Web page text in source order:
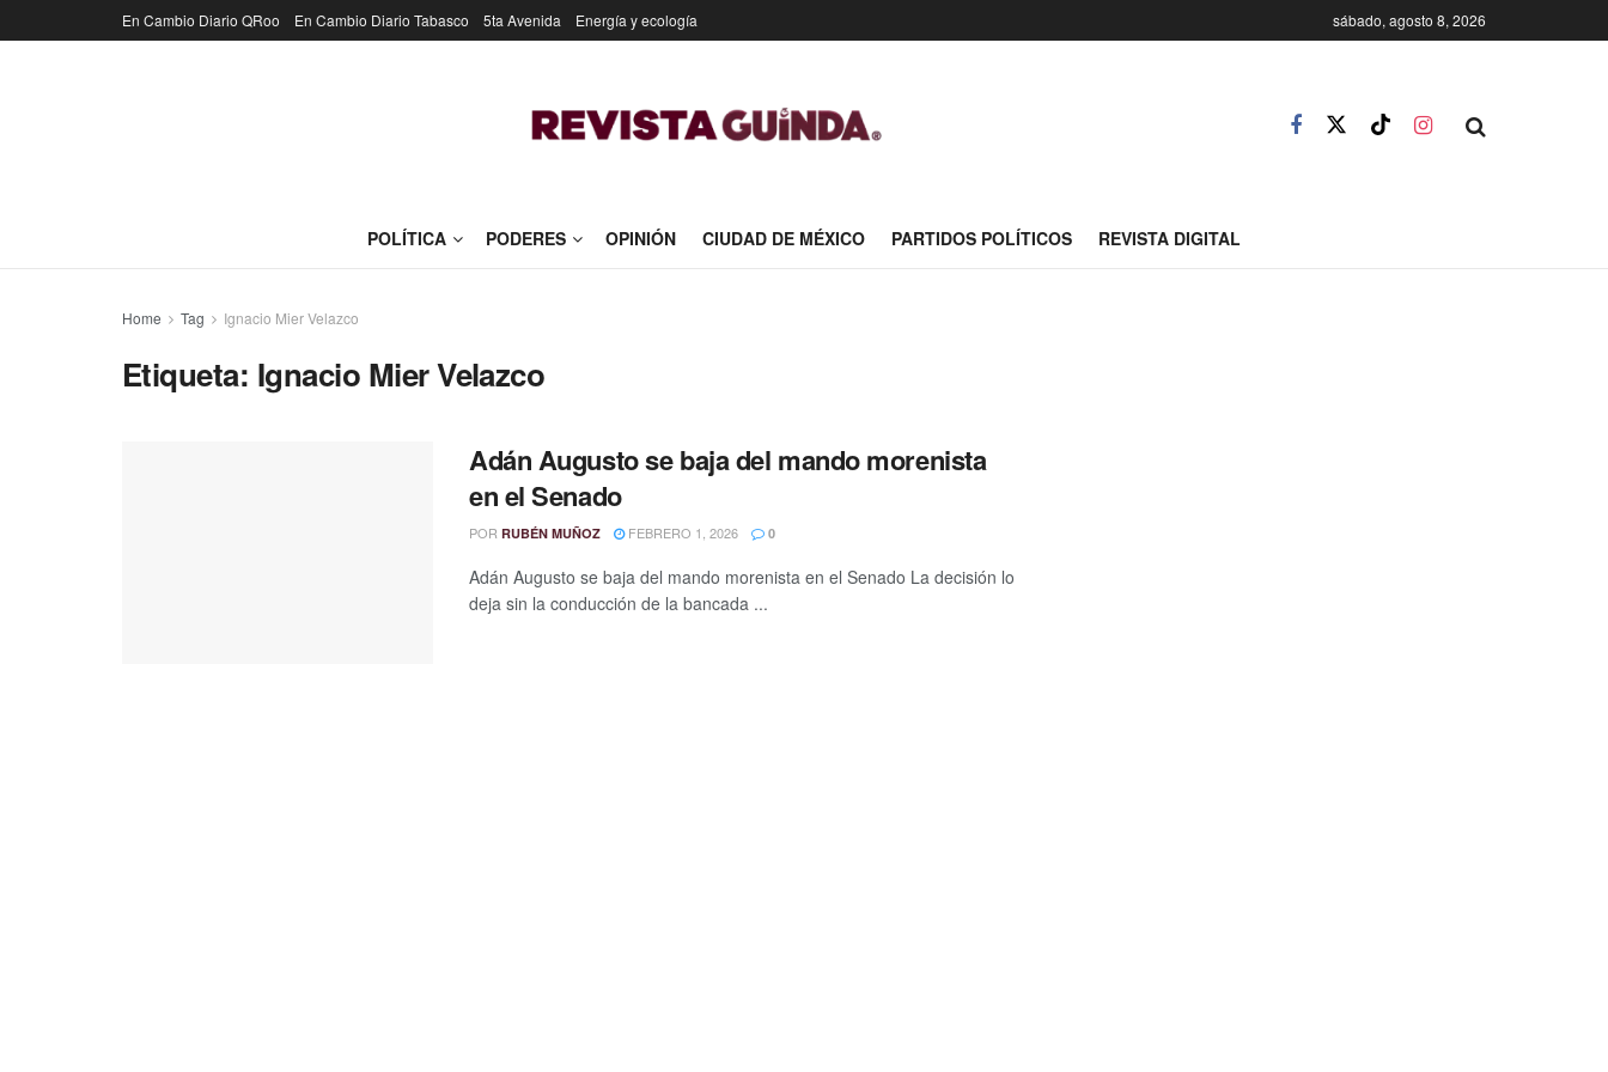
En Cambio Diario QRoo En Cambio Diario Tabasco 5ta Avenida Energía y ecología sábado, agosto 8, 2026
POLÍTICA PODERES OPINIÓN CIUDAD DE MÉXICO PARTIDOS POLÍTICOS REVISTA DIGITAL
Home Tag Ignacio Mier Velazco
Etiqueta: Ignacio Mier Velazco
Adán Augusto se baja del mando morenista
en el Senado
POR RUBÉN MUÑOZ FEBRERO 1, 2026 0
Adán Augusto se baja del mando morenista en el Senado La decisión lo
deja sin la conducción de la bancada ...